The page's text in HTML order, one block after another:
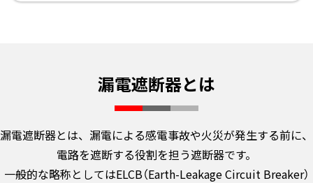
漏電遮断器とは
漏電遮断器とは、漏電による感電事故や火災が発生する前に、
電路を遮断する役割を担う遮断器です。
一般的な略称としてはELCB（Earth-Leakage Circuit Breaker）